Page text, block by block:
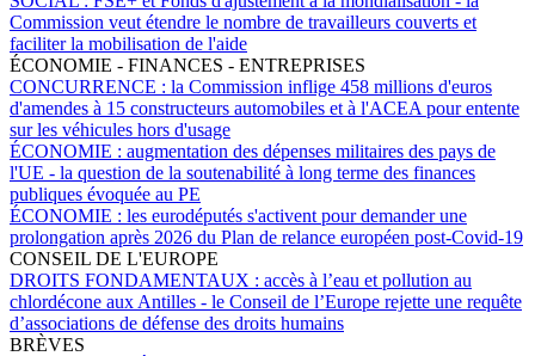
Commission veut étendre le nombre de travailleurs couverts et
faciliter la mobilisation de l'aide
ÉCONOMIE - FINANCES - ENTREPRISES
CONCURRENCE : la Commission inflige 458 millions d'euros
d'amendes à 15 constructeurs automobiles et à l'ACEA pour entente
sur les véhicules hors d'usage
ÉCONOMIE : augmentation des dépenses militaires des pays de
l'UE - la question de la soutenabilité à long terme des finances
publiques évoquée au PE
ÉCONOMIE : les eurodéputés s'activent pour demander une
prolongation après 2026 du Plan de relance européen post-Covid-19
CONSEIL DE L'EUROPE
DROITS FONDAMENTAUX : accès à l’eau et pollution au
chlordécone aux Antilles - le Conseil de l’Europe rejette une requête
d’associations de défense des droits humains
BRÈVES